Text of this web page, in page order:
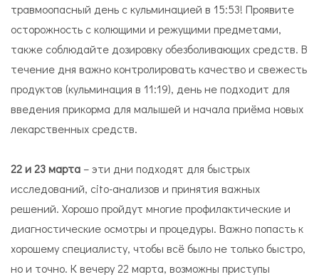
травмоопасный день с кульминацией в 15:53! Проявите
осторожность с колющими и режущими предметами,
также соблюдайте дозировку обезболивающих средств. В
течение дня важно контролировать качество и свежесть
продуктов (кульминация в 11:19), день не подходит для
введения прикорма для малышей и начала приёма новых
лекарственных средств.
22 и 23 марта – эти дни подходят для быстрых
исследований, cito-анализов и принятия важных
решений. Хорошо пройдут многие профилактические и
диагностические осмотры и процедуры. Важно попасть к
хорошему специалисту, чтобы всё было не только быстро,
но и точно. К вечеру 22 марта, возможны приступы